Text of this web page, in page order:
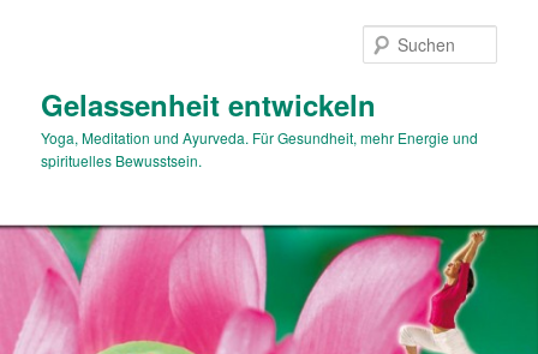
Gelassenheit entwickeln
Yoga, Meditation und Ayurveda. Für Gesundheit, mehr Energie und
spirituelles Bewusstsein.